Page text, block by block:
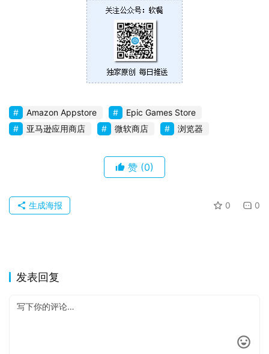
关
Amazon Appstore
Epic Games Store
亚马逊应用商店
微软商店 浏览器
赞 (0)
0 0
生成海报
发表回复